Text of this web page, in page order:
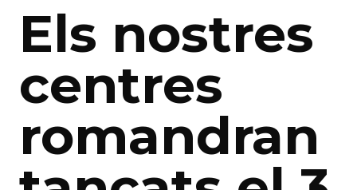
Els nostres
centres
romandran